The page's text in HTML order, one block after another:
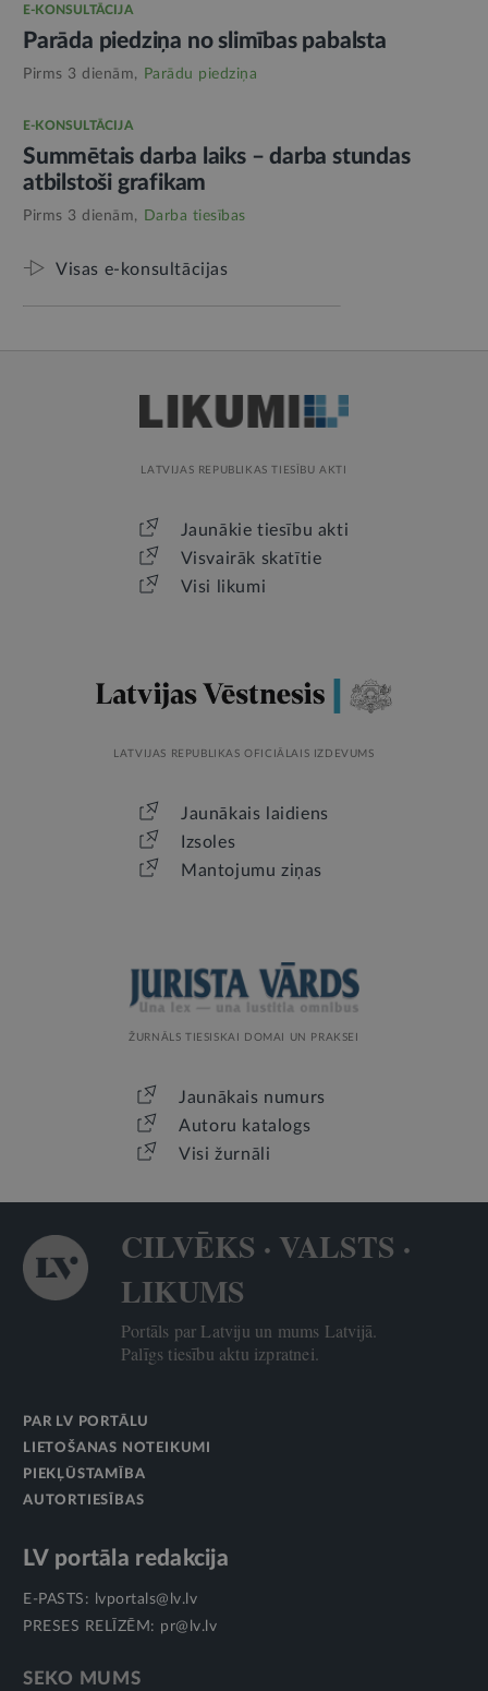
E-KONSULTĀCIJA
Parāda piedziņa no slimības pabalsta
Pirms 3 dienām, Parādu piedziņa
E-KONSULTĀCIJA
Summētais darba laiks – darba stundas
atbilstoši grafikam
Pirms 3 dienām, Darba tiesības
Visas e-konsultācijas
LATVIJAS REPUBLIKAS TIESĪBU AKTI
Jaunākie tiesību akti
Visvairāk skatītie
Visi likumi
LATVIJAS REPUBLIKAS OFICIĀLAIS IZDEVUMS
Jaunākais laidiens
Izsoles
Mantojumu ziņas
ŽURNĀLS TIESISKAI DOMAI UN PRAKSEI
Jaunākais numurs
Autoru katalogs
Visi žurnāli
CILVĒKS · VALSTS ·
LIKUMS
Portāls par Latviju un mums Latvijā.
Palīgs tiesību aktu izpratnei.
PAR LV PORTĀLU
LIETOŠANAS NOTEIKUMI
PIEKĻŪSTAMĪBA
AUTORTIESĪBAS
LV portāla redakcija
E-PASTS:
lvportals@lv.lv
PRESES RELĪZĒM: pr@lv.lv
SEKO MUMS